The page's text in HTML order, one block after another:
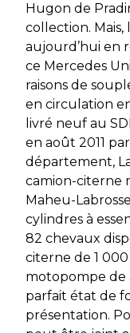
Hugon de
collection. Mais,
aujourd’hui en
ce Mercedes
raisons de
en circulation
livré neuf au
en août 2011
département,
camion-citerne
Maheu-
cylindres à
82 chevaux
citerne de 1 000
motopompe de
parfait état de
présentation.